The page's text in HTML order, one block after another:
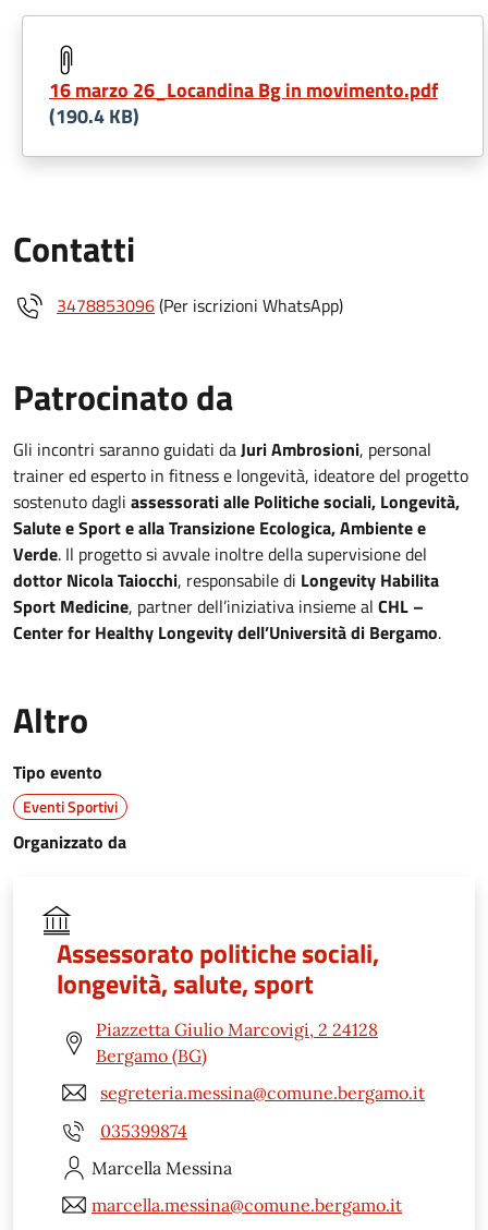
16 marzo 26_Locandina Bg in movimento.pdf
(190.4 KB)
Contatti
3478853096(Per iscrizioni WhatsApp)
Patrocinato da
Gli incontri saranno guidati daJuri Ambrosioni, personal
trainer ed esperto in fitness e longevità, ideatore del progetto
sostenuto dagli assessorati alle Politiche sociali, Longevità,
Salute e Sport e alla Transizione Ecologica, Ambiente e
Verde. Il progetto si avvale inoltre della supervisione del
dottor Nicola Taiocchi, responsabile di Longevity Habilita
Sport Medicine, partner dell’iniziativa insieme al CHL –
Center for Healthy Longevity dell’Università di Bergamo.
Altro
Tipo evento
Eventi Sportivi
Organizzato da
Assessorato politiche sociali,
longevità, salute, sport
Piazzetta Giulio Marcovigi, 2 24128
Bergamo (BG)
segreteria.messina@comune.bergamo.it
035399874
Marcella Messina
marcella.messina@comune.bergamo.it